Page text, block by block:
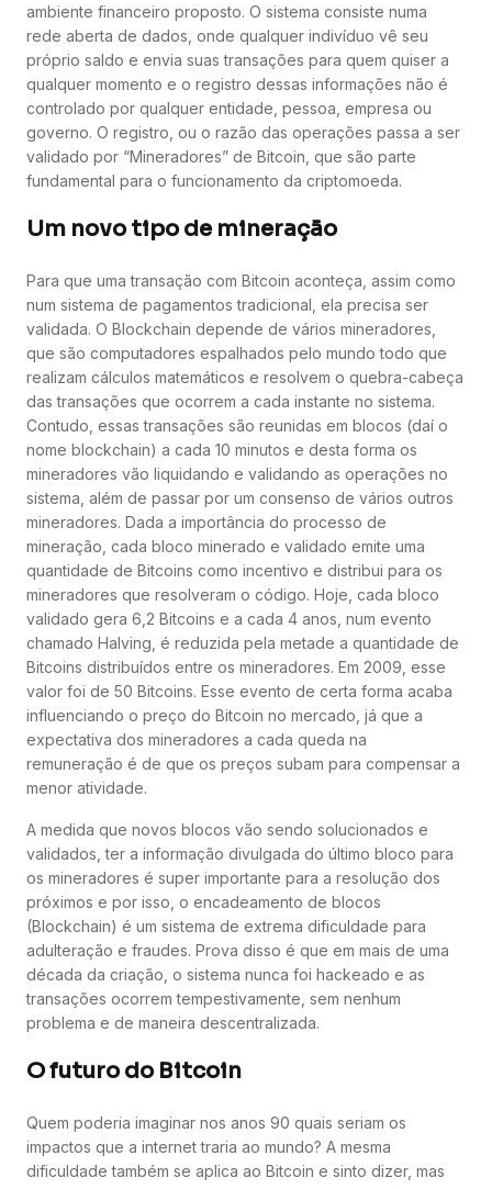
ambiente financeiro proposto. O sistema consiste numa
rede aberta de dados, onde qualquer indivíduo vê seu
próprio saldo e envia suas transações para quem quiser a
qualquer momento e o registro dessas informações não é
controlado por qualquer entidade, pessoa, empresa ou
governo. O registro, ou o razão das operações passa a ser
validado por “Mineradores” de Bitcoin, que são parte
fundamental para o funcionamento da criptomoeda.
Um novo tipo de mineração
Para que uma transação com Bitcoin aconteça, assim como
num sistema de pagamentos tradicional, ela precisa ser
validada. O Blockchain depende de vários mineradores,
que são computadores espalhados pelo mundo todo que
realizam cálculos matemáticos e resolvem o quebra-cabeça
das transações que ocorrem a cada instante no sistema.
Contudo, essas transações são reunidas em blocos (daí o
nome blockchain) a cada 10 minutos e desta forma os
mineradores vão liquidando e validando as operações no
sistema, além de passar por um consenso de vários outros
mineradores. Dada a importância do processo de
mineração, cada bloco minerado e validado emite uma
quantidade de Bitcoins como incentivo e distribui para os
mineradores que resolveram o código. Hoje, cada bloco
validado gera 6,2 Bitcoins e a cada 4 anos, num evento
chamado Halving, é reduzida pela metade a quantidade de
Bitcoins distribuídos entre os mineradores. Em 2009, esse
valor foi de 50 Bitcoins. Esse evento de certa forma acaba
influenciando o preço do Bitcoin no mercado, já que a
expectativa dos mineradores a cada queda na
remuneração é de que os preços subam para compensar a
menor atividade.
A medida que novos blocos vão sendo solucionados e
validados, ter a informação divulgada do último bloco para
os mineradores é super importante para a resolução dos
próximos e por isso, o encadeamento de blocos
(Blockchain) é um sistema de extrema dificuldade para
adulteração e fraudes. Prova disso é que em mais de uma
década da criação, o sistema nunca foi hackeado e as
transações ocorrem tempestivamente, sem nenhum
problema e de maneira descentralizada.
O futuro do Bitcoin
Quem poderia imaginar nos anos 90 quais seriam os
impactos que a internet traria ao mundo? A mesma
dificuldade também se aplica ao Bitcoin e sinto dizer, mas